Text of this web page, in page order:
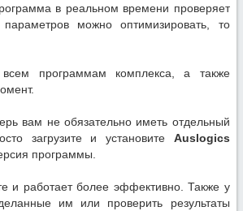
в реальном времени проверяет
можно оптимизировать, то
программам комплекса, а также
вам не обязательно иметь отдельный
загрузите и установите Auslogics
программы.
и работает более эффективно. Также у
им или проверить результаты